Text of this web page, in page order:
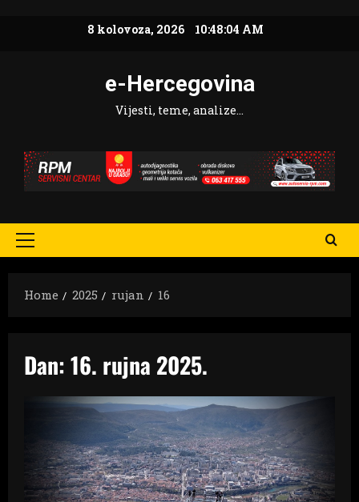
8 kolovoza, 2026 10:48:06 AM
e-Hercegovina
Vijesti, teme, analize…
Primary
Home
2025 rujan 16
Dan:16. rujna 2025.